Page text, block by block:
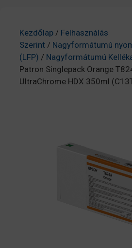
Kezdőlap / Felhasználás
Szerint / Nagyformátumú
(LFP) / Nagyformátumú
Patron Singlepack Orange
UltraChrome HDX 350ml